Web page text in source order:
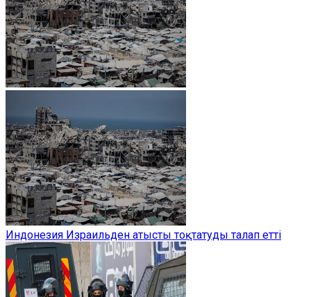
Индонезия Израильден атысты тоқтатуды талап етті